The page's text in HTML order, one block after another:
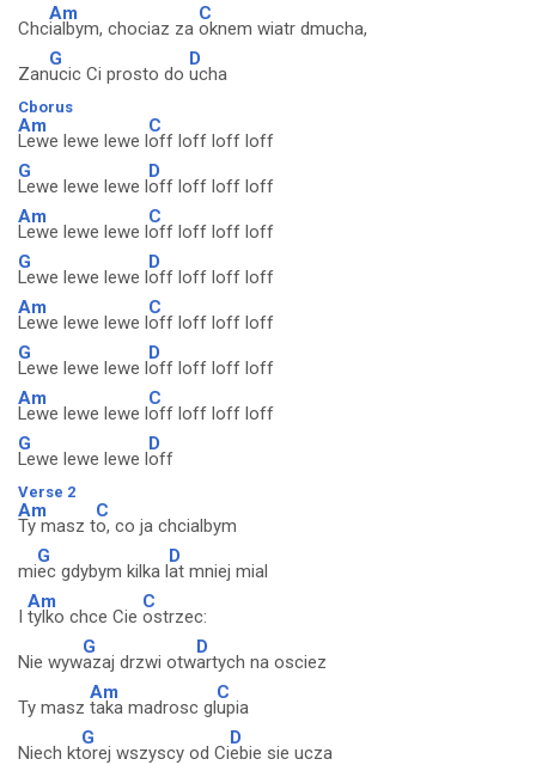
Chc
Am
ialbym, chociaz za
C
oknem wiatr dmucha,
Zan
G
ucic Ci prosto do
D
ucha
Cborus
Am
Lewe lewe lewe l
C
off loff loff loff
G
Lewe lewe lewe l
D
off loff loff loff
Am
Lewe lewe lewe l
C
off loff loff loff
G
Lewe lewe lewe l
D
off loff loff loff
Am
Lewe lewe lewe l
C
off loff loff loff
G
Lewe lewe lewe l
D
off loff loff loff
Am
Lewe lewe lewe l
C
off loff loff loff
G
Lewe lewe lewe l
D
off
Verse 2
Am
Ty masz t
C
o, co ja chcialbym
mi
G
ec gdybym kilka l
D
at mniej mial
I
Am
tylko chce Cie
C
ostrzec:
Nie wyw
G
azaj drzwi otw
D
artych na osciez
Ty masz
Am
taka madrosc gl
C
upia
Niech kt
G
orej wszyscy od Ci
D
ebie sie ucza